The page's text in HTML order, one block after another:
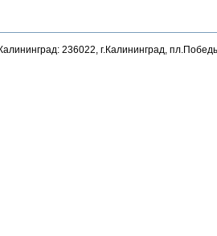
236022, г.Калининград,